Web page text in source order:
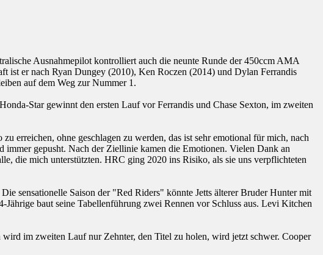
Ausnahmepilot kontrolliert auch die neunte Runde der 450ccm AMA
ist er nach Ryan Dungey (2010), Ken Roczen (2014) und Dylan Ferrandis
auf dem Weg zur Nummer 1.
Star gewinnt den ersten Lauf vor Ferrandis und Chase Sexton, im zweiten
erreichen, ohne geschlagen zu werden, das ist sehr emotional für mich, nach
gepusht. Nach der Ziellinie kamen die Emotionen. Vielen Dank an
die mich unterstützten. HRC ging 2020 ins Risiko, als sie uns verpflichteten
sensationelle Saison der "Red Riders" könnte Jetts älterer Bruder Hunter mit
baut seine Tabellenführung zwei Rennen vor Schluss aus. Levi Kitchen
im zweiten Lauf nur Zehnter, den Titel zu holen, wird jetzt schwer. Cooper